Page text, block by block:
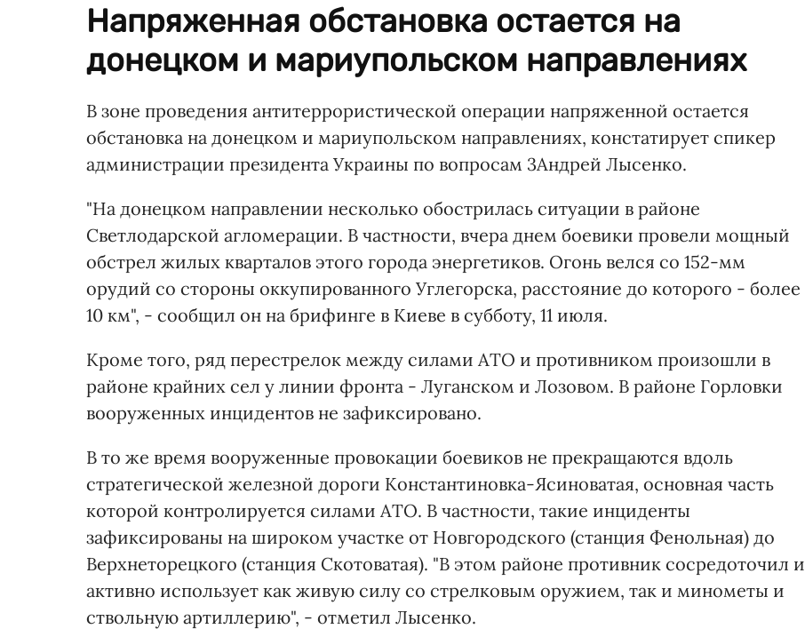
Напряженная обстановка остается на
донецком и мариупольском направлениях
В зоне проведения антитеррористической операции напряженной остается
обстановка на донецком и мариупольском направлениях, констатирует спикер
администрации президента Украины по вопросам 3Андрей Лысенко.
"На донецком направлении несколько обострилась ситуации в районе
Светлодарской агломерации. В частности, вчера днем боевики провели мощный
обстрел жилых кварталов этого города энергетиков. Огонь велся со 152-мм
орудий со стороны оккупированного Углегорска, расстояние до которого - более
10 км", - сообщил он на брифинге в Киеве в субботу, 11 июля.
Кроме того, ряд перестрелок между силами АТО и противником произошли в
районе крайних сел у линии фронта - Луганском и Лозовом. В районе Горловки
вооруженных инцидентов не зафиксировано.
В то же время вооруженные провокации боевиков не прекращаются вдоль
стратегической железной дороги Константиновка-Ясиноватая, основная часть
которой контролируется силами АТО. В частности, такие инциденты
зафиксированы на широком участке от Новгородского (станция Фенольная) до
Верхнеторецкого (станция Скотоватая). "В этом районе противник сосредоточил и
активно использует как живую силу со стрелковым оружием, так и минометы и
ствольную артиллерию", - отметил Лысенко.